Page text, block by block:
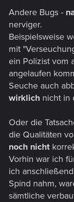
Andere Bugs -
nerviger.
Beispielsweise
mit
ein Polizist vom
angelaufen
Seuche auch
wirklich nicht in
Oder die
die Qualitäten
noch nicht
Vorhin war ich
ich
Spind nahm,
sämtliche